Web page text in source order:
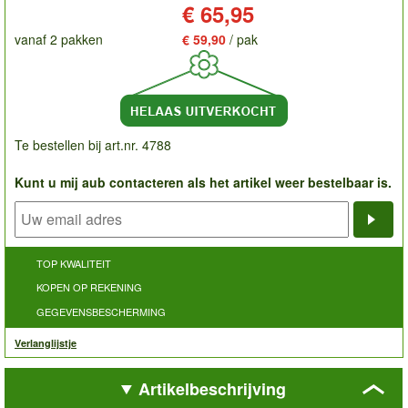
€ 65,95
vanaf 2 pakken € 59,90 / pak
Te bestellen bij art.nr. 4788
Kunt u mij aub contacteren als het artikel weer bestelbaar is.
TOP KWALITEIT
KOPEN OP REKENING
GEGEVENSBESCHERMING
Verlanglijstje
Artikelbeschrijving